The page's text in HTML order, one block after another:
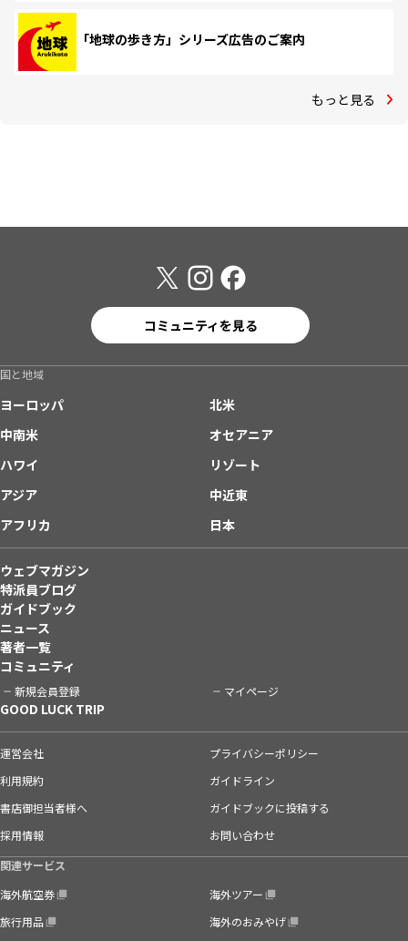
「地球の歩き方」シリーズ広告のご案内
もっと見る
コミュニティを見る
国と地域
ヨーロッパ
北米
中南米
オセアニア
ハワイ
リゾート
アジア
中近東
アフリカ
日本
ウェブマガジン
特派員ブログ
ガイドブック
ニュース
著者一覧
コミュニティ
新規会員登録 マイページ
GOOD LUCK TRIP
運営会社
プライバシーポリシー
利用規約
ガイドライン
書店御担当者様へ
ガイドブックに投稿する
採用情報
お問い合わせ
関連サービス
海外航空券
海外ツアー
旅行用品
海外のおみやげ